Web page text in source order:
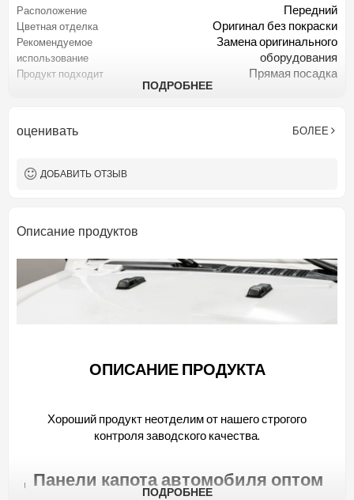
Расположение Передний
Цветная отделка Оригинал без покраски
Рекомендуемое
использование
Замена оригинального
оборудования
Продукт подходит Прямая посадка
Продается индивидуально
ПОДРОБНЕЕ
оценивать БОЛЕЕ
ДОБАВИТЬ ОТЗЫВ
Описание продуктов
ОПИСАНИЕ ПРОДУКТА
Хороший продукт неотделим от нашего строгого
контроля заводского качества.
Панели капота автомобиля оптом
ПОДРОБНЕЕ